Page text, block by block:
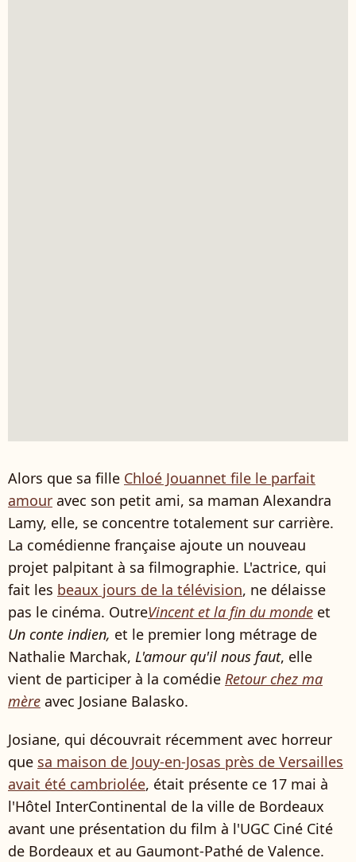
Alors que sa fille Chloé Jouannet file le parfait
amour avec son petit ami, sa maman Alexandra
Lamy, elle, se concentre totalement sur carrière.
La comédienne française ajoute un nouveau
projet palpitant à sa filmographie. L'actrice, qui
fait les beaux jours de la télévision, ne délaisse
pas le cinéma. OutreVincent et la fin du monde et
Un conte indien, et le premier long métrage de
Nathalie Marchak, L'amour qu'il nous faut, elle
vient de participer à la comédie Retour chez ma
mère avec Josiane Balasko.
Josiane, qui découvrait récemment avec horreur
que sa maison de Jouy-en-Josas près de Versailles
avait été cambriolée, était présente ce 17 mai à
l'Hôtel InterContinental de la ville de Bordeaux
avant une présentation du film à l'UGC Ciné Cité
de Bordeaux et au Gaumont-Pathé de Valence.